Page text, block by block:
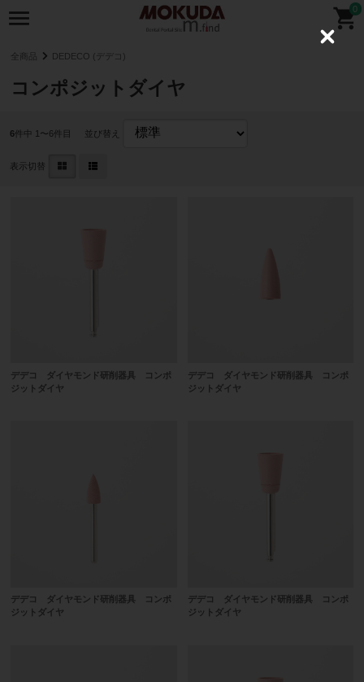
0
全商品 DEDECO (デデコ)
コンポジットダイヤ
6件中 1〜6件目 並び替え
表示切替
デデコ ダイヤモンド研削器具 コンポ
ジットダイヤ
デデコ ダイヤモンド研削器具 コンポ
ジットダイヤ
デデコ ダイヤモンド研削器具 コンポ
ジットダイヤ
デデコ ダイヤモンド研削器具 コンポ
ジットダイヤ
C